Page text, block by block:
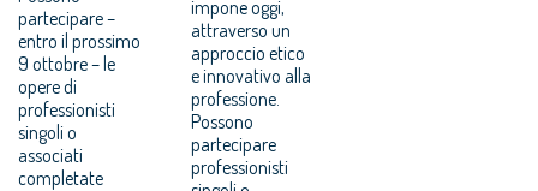
partecipare –
entro il prossimo
9 ottobre – le
opere di
professionisti
singoli o
associati
completate
impone oggi,
attraverso un
approccio etico
e innovativo alla
professione.
Possono
partecipare
professionisti